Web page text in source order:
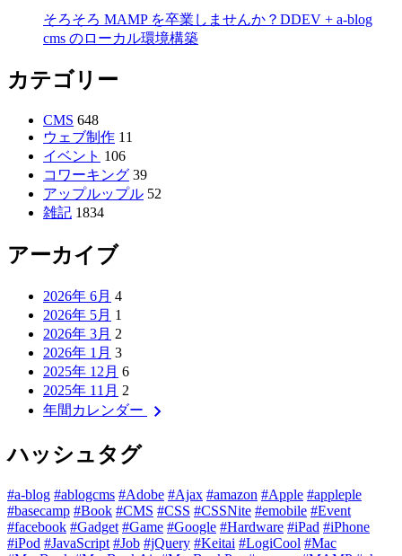
そろそろ MAMP を卒業しませんか？DDEV + a-blog
cms のローカル環境構築
カテゴリー
CMS 648
ウェブ制作 11
イベント 106
コワーキング 39
アップルップル 52
雑記 1834
アーカイブ
2026年 6月 4
2026年 5月 1
2026年 3月 2
2026年 1月 3
2025年 12月 6
2025年 11月 2
年間カレンダー
chevron_right
ハッシュタグ
#a-blog #ablogcms #Adobe #Ajax #amazon #Apple #appleple
#basecamp #Book #CMS #CSS #CSSNite #emobile #Event
#facebook #Gadget #Game #Google #Hardware #iPad #iPhone
#iPod #JavaScript #Job #jQuery #Keitai #LogiCool #Mac